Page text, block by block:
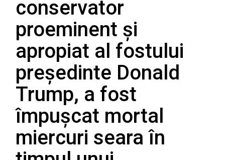
conservator
proeminent și
apropiat al fostului
președinte Donald
Trump, a fost
împușcat mortal
miercuri seara în